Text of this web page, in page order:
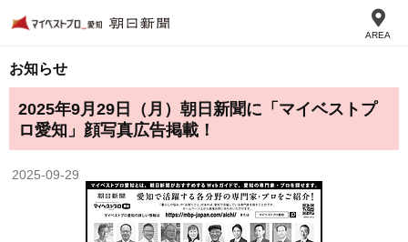
AREA
お知らせ
2025年9月29日（月）朝日新聞に「マイベストプ
ロ愛知」顔写真広告掲載！
2025-09-29